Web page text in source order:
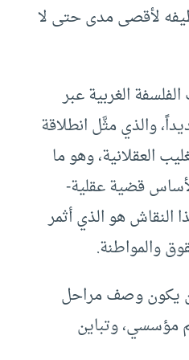
لأقصى مدى حتى لا
الغربية عبر
والذي مثَّل انطلاقة
العقلانية، وهو ما
قضية عقلية-
النقاش هو الذي أثمر
والمواطنة.
يكون وصف مراحل
مؤسسي، وتباين